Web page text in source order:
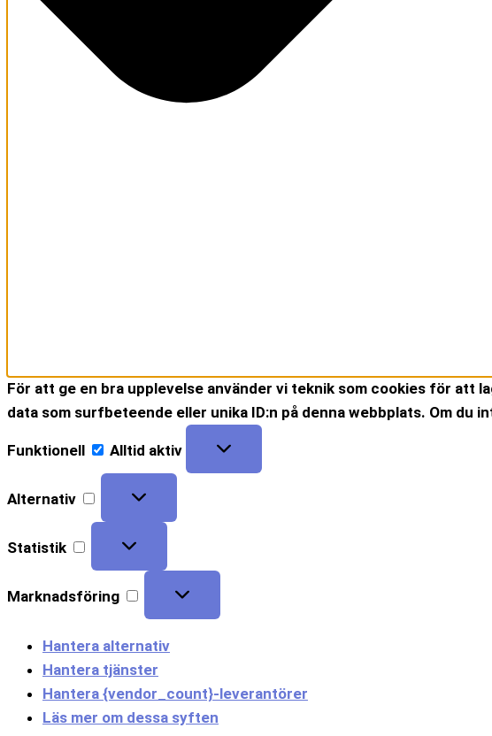
För att ge en bra upplevelse använder vi teknik som cookies för att
data som surfbeteende eller unika ID:n på denna webbplats. Om
Funktionell Alltid aktiv
Alternativ
Statistik
Marknadsföring
Hantera alternativ
Hantera tjänster
Hantera {vendor_count}-leverantörer
Läs mer om dessa syften